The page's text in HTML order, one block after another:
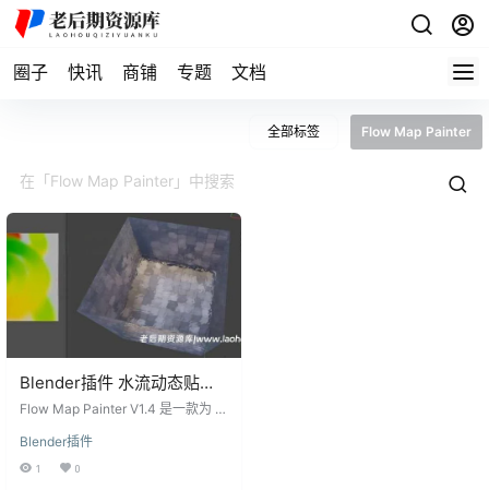
圈子 快讯 商铺 专题 文档
全部标签 Flow Map Painter
Blender插件 水流动态贴图
路径绘制 Flow Map Painter
Flow Map Painter V1.4 是一款为 Bl
贴图路径的绘制。该插件提供了笔
刷工具，可用于绘制流动路径，支
Blender插件
1 0